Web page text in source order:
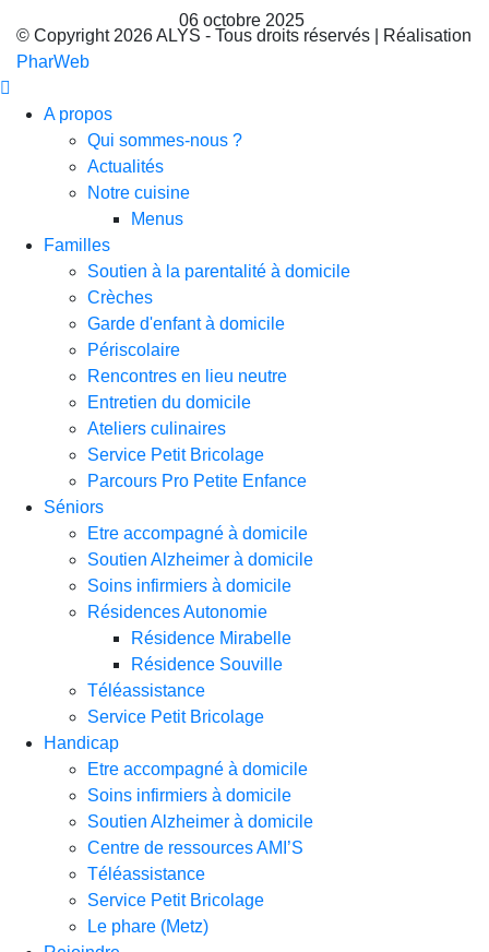
06 octobre 2025
© Copyright 2026 ALYS - Tous droits réservés | Réalisation
PharWeb
A propos
Qui sommes-nous ?
Actualités
Notre cuisine
Menus
Familles
Soutien à la parentalité à domicile
Crèches
Garde d'enfant à domicile
Périscolaire
Rencontres en lieu neutre
Entretien du domicile
Ateliers culinaires
Service Petit Bricolage
Parcours Pro Petite Enfance
Séniors
Etre accompagné à domicile
Soutien Alzheimer à domicile
Soins infirmiers à domicile
Résidences Autonomie
Résidence Mirabelle
Résidence Souville
Téléassistance
Service Petit Bricolage
Handicap
Etre accompagné à domicile
Soins infirmiers à domicile
Soutien Alzheimer à domicile
Centre de ressources AMI’S
Téléassistance
Service Petit Bricolage
Le phare (Metz)